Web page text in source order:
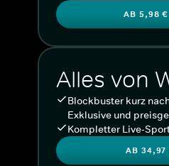
AB 5,98
Alles von
Blockbuster kurz
Exklusive und
Kompletter Live-
AB 34,97